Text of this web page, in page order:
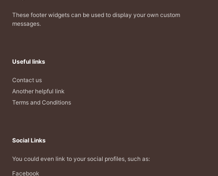
These footer widgets can be used to display your own custom
messages.
Useful links
Contact us
Another helpful link
Terms and Conditions
Social Links
You could even link to your social profiles, such as:
Facebook